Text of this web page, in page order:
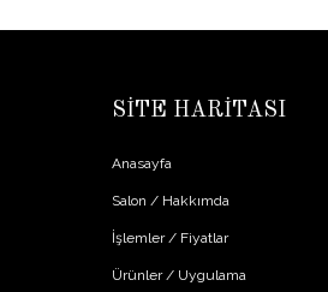
SİTE HARİTASI
Anasayfa
Salon / Hakkımda
İşlemler / Fiyatlar
Ürünler / Uygulama